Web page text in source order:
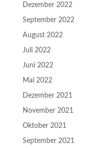
Dezember 2022
September 2022
August 2022
Juli 2022
Juni 2022
Mai 2022
Dezember 2021
November 2021
Oktober 2021
September 2021